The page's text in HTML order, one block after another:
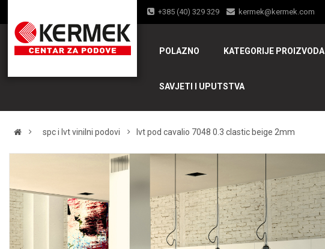
+385 (40) 329 329 kermek@kermek.com
POLAZNO KATEGORIJE PROIZVODA
SAVJETI I UPUTSTVA
spc i lvt vinilni podovi lvt pod cavalio 7048 0.3 clastic beige 2mm